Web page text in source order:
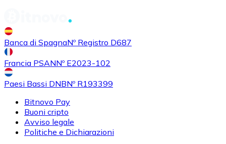
AcquistareEthereum Classic
ETC
Banca di SpagnaNº Registro D687
Francia PSANNº E2023-102
Paesi Bassi DNBNº R193399
Bitnovo Pay
Buoni cripto
Avviso legale
Politiche e Dichiarazioni